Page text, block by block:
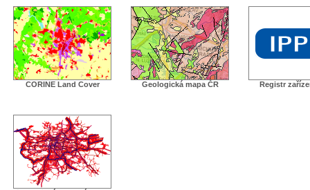
CORINE Land Cover Geologická mapa ČR Registr